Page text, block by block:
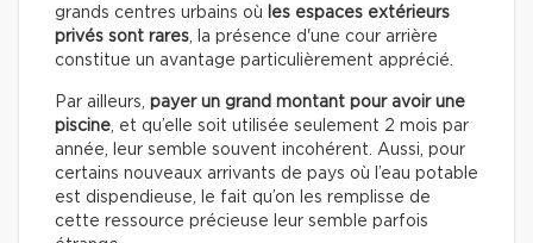
grands centres urbains où
les espaces extérieurs
privés sont rares, la présence d'une cour arrière
constitue un avantage particulièrement apprécié.
Par ailleurs, payer un grand montant pour avoir une
piscine, et qu’elle soit utilisée seulement 2 mois par
année, leur semble souvent incohérent. Aussi, pour
certains nouveaux arrivants de pays où l’eau potable
est dispendieuse, le fait qu’on les remplisse de
cette ressource précieuse leur semble parfois